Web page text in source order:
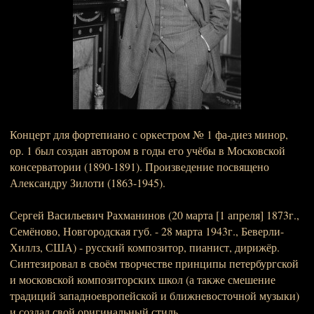
Концерт для фортепиано с оркестром № 1 фа-диез минор,
ор. 1 был создан автором в годы его учёбы в Московской
консерватории (1890-1891). Произведение посвящено
Александру Зилоти (1863-1945).
Сергей Васильевич Рахманинов (20 марта [1 апреля] 1873г.,
Семёново, Новгородская губ. - 28 марта 1943г., Беверли-
Хиллз, США) - русский композитор, пианист, дирижёр.
Синтезировал в своём творчестве принципы петербургской
и московской композиторских школ (а также смешение
традиций западноевропейской и ближневосточной музыки)